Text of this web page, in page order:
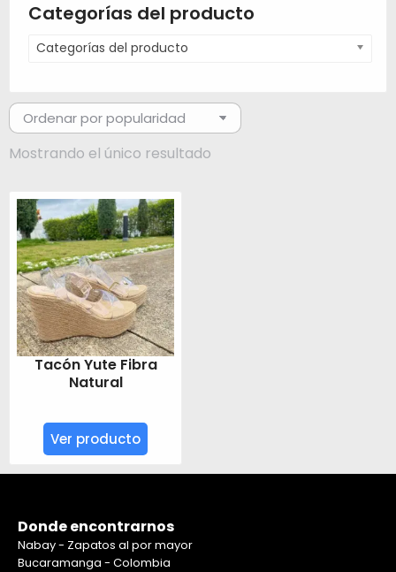
Categorías del producto
Categorías del producto
Mostrando el único resultado
Tacón Yute Fibra
Natural
Ver producto
Donde encontrarnos
Nabay - Zapatos al por mayor
Bucaramanga - Colombia